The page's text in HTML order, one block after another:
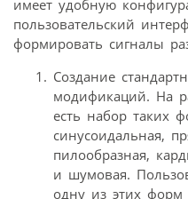
имеет удобную
пользовательский
формировать сигналы
Создание
модификаций. На
есть набор таких
синусоидальная,
пилообразная,
и шумовая.
одну из этих форм